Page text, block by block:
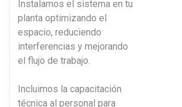
Instalamos el sistema en tu
planta optimizando el
espacio, reduciendo
interferencias y mejorando
el flujo de trabajo.
Incluimos la capacitación
técnica al personal para